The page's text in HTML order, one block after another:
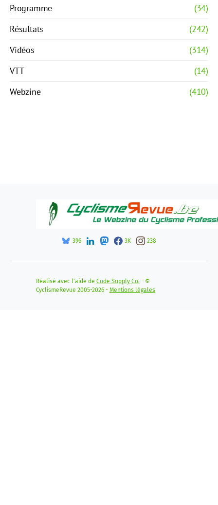
Programme
(34)
Résultats
(242)
Vidéos
(314)
VTT
(14)
Webzine
(410)
396 3K 238
Réalisé avec l'aide de Code Supply Co. - ©
CyclismeRevue 2005-2026 - Mentions légales